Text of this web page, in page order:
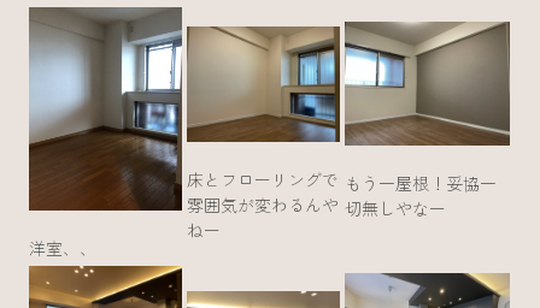
洋室、、
床とフローリングで
雰囲気が変わるんや
ねー
もう一屋根！妥協一
切無しやなー